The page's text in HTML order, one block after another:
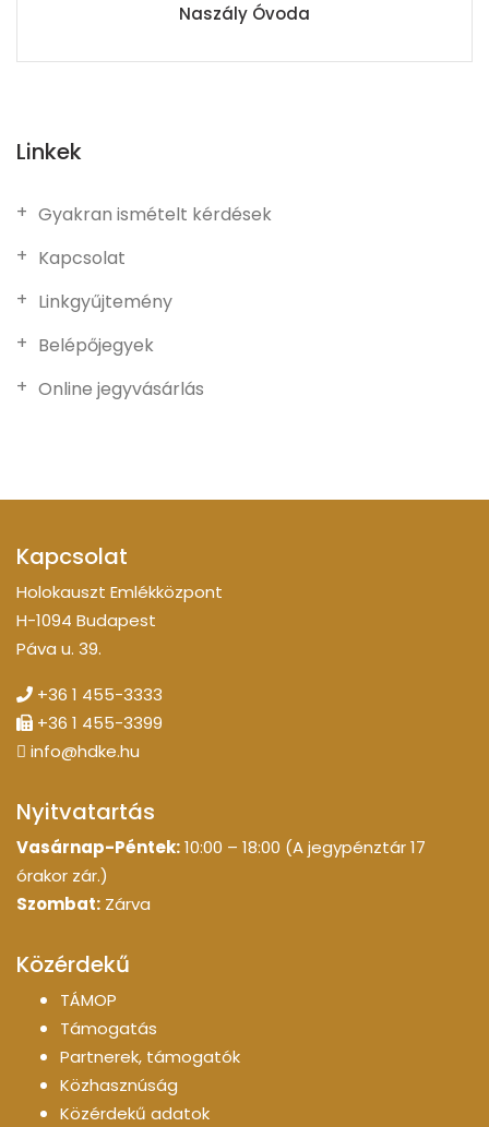
Naszály Óvoda
Linkek
Gyakran ismételt kérdések
Kapcsolat
Linkgyűjtemény
Belépőjegyek
Online jegyvásárlás
Kapcsolat
Holokauszt Emlékközpont
H-1094 Budapest
Páva u. 39.
+36 1 455-3333
+36 1 455-3399
info@hdke.hu
Nyitvatartás
Vasárnap-Péntek:10:00 – 18:00 (A jegypénztár 17
órakor zár.)
Szombat: Zárva
Közérdekű
TÁMOP
Támogatás
Partnerek, támogatók
Közhasznúság
Közérdekű adatok